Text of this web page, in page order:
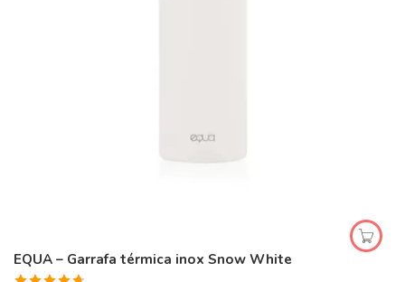
EQUA – Garrafa térmica inox Snow White